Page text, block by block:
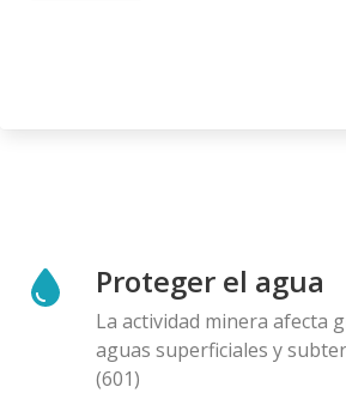
Proteger el agua
La actividad minera afecta
aguas superficiales y
(601)